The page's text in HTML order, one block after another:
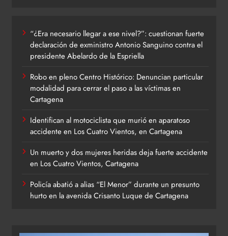
“¿Era necesario llegar a ese nivel?”: cuestionan fuerte
declaración de exministro Antonio Sanguino contra el
presidente Abelardo de la Espriella
Robo en pleno Centro Histórico: Denuncian particular
modalidad para cerrar el paso a las víctimas en
Cartagena
Identifican al motociclista que murió en aparatoso
accidente en Los Cuatro Vientos, en Cartagena
Un muerto y dos mujeres heridas deja fuerte accidente
en Los Cuatro Vientos, Cartagena
Policía abatió a alias “El Menor” durante un presunto
hurto en la avenida Crisanto Luque de Cartagena